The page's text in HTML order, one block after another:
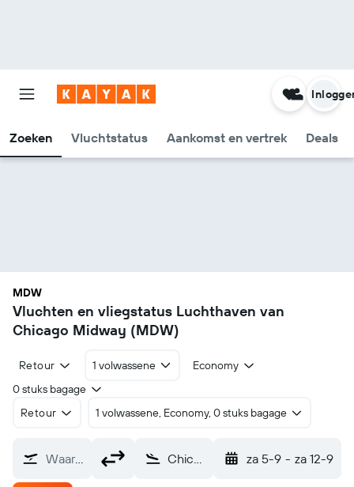
Zoeken Vluchtstatus Aankomst en vertrek Deals
MDW
Vluchten en vliegstatus Luchthaven van
Chicago Midway (MDW)
Retour 1 volwassene
Economy
0 stuks bagage
Retour
1 volwassene, Economy, 0 stuks bagage
Waarvandaan? Chicago Midway (MDW) za 5-9 - za 12-9